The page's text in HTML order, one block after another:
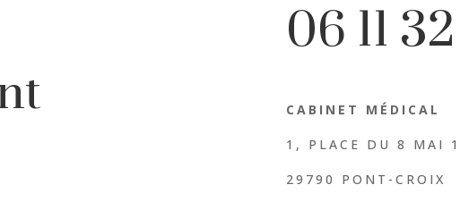
06 11
CABINET MÉDICAL
1, PLACE DU 8 MAI
29790 PONT-CROIX